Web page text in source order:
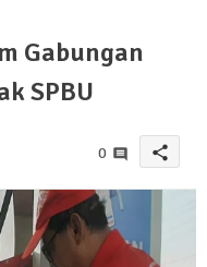
Gabungan
SPBU
0 share